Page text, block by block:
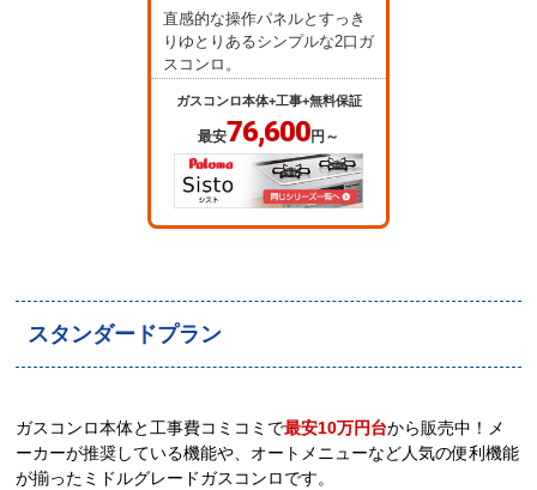
直感的な操作パネルとすっき
りゆとりあるシンプルな2口ガ
スコンロ。
ガスコンロ本体+工事+無料保証
最安76,600円～
スタンダードプラン
ガスコンロ本体と工事費コミコミで最安10万円台から販売中！メ
ーカーが推奨している機能や、オートメニューなど人気の便利機能
が揃ったミドルグレードガスコンロです。